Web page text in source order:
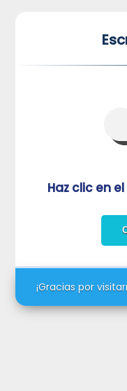
Haz clic en
¡Gracias por